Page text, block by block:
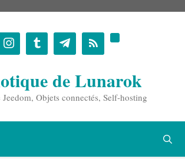
de Lunarok
Objets connectés, Self-hosting